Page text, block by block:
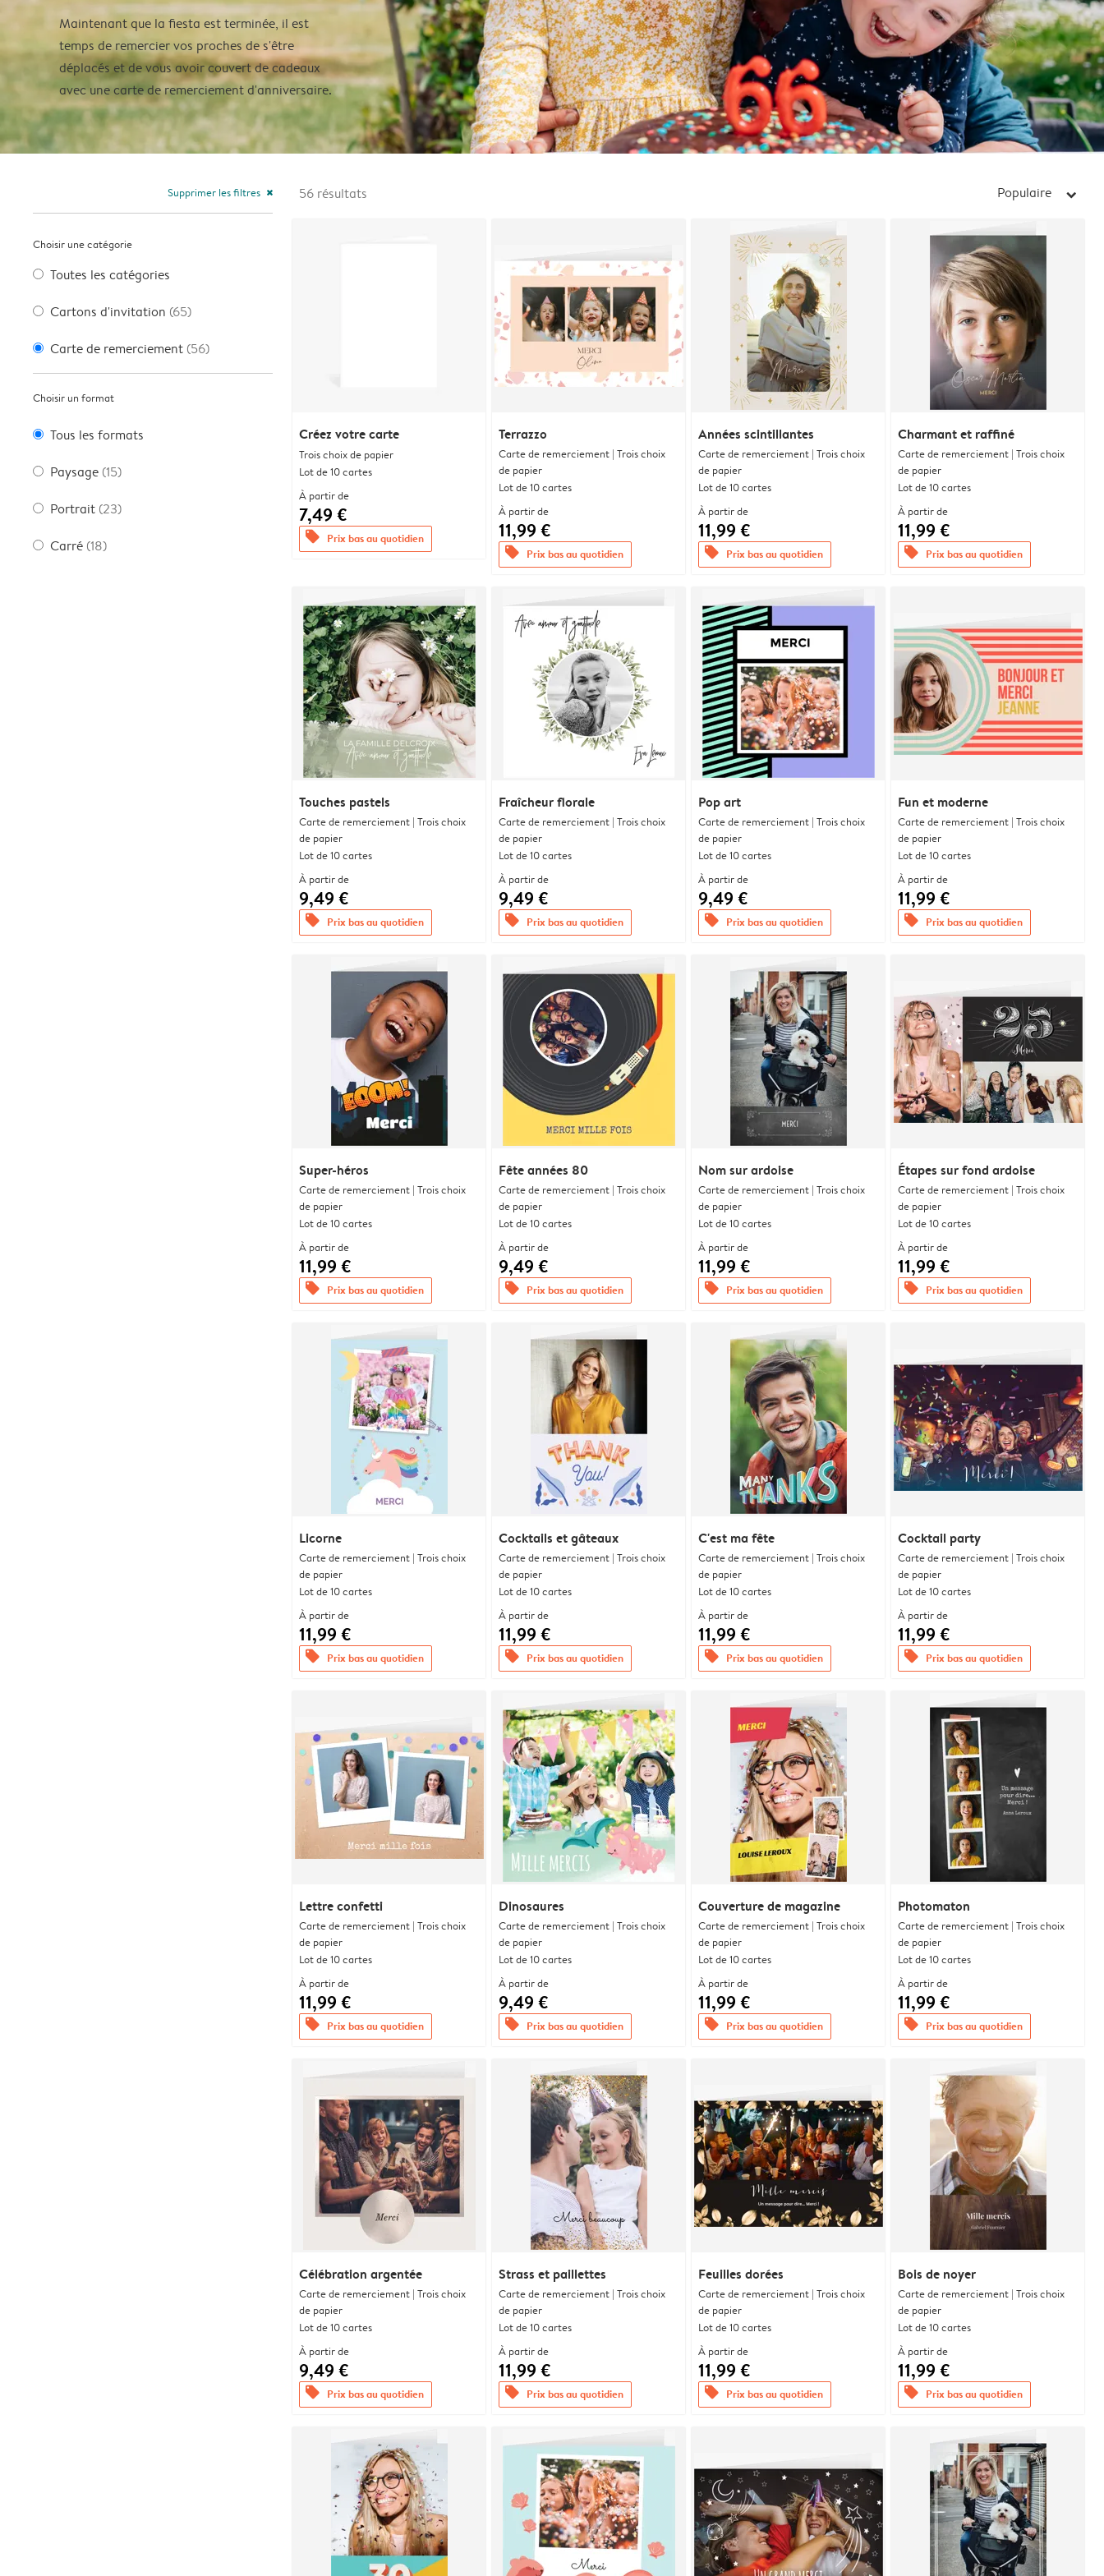
Maintenant que la fiesta est terminée, il est
temps de remercier vos proches de s'être
déplacés et de vous avoir couvert de cadeaux
avec une carte de remerciement d'anniversaire.
Supprimer les filtres close
Choisir une catégorie
Toutes les catégories
Cartons d'invitation (65)
Carte de remerciement (56)
Choisir un format
Tous les formats
Paysage (15)
Portrait (23)
Carré (18)
56 résultats Populaire arrow_right
Créez votre carte
Trois choix de papier
Lot de 10 cartes
À partir de
7,49 €
offers Prix bas au quotidien
Terrazzo
Carte de remerciement | Trois choix
de papier
Lot de 10 cartes
À partir de
11,99 €
offers Prix bas au quotidien
Années scintillantes
Carte de remerciement | Trois choix
de papier
Lot de 10 cartes
À partir de
11,99 €
offers Prix bas au quotidien
Charmant et raffiné
Carte de remerciement | Trois choix
de papier
Lot de 10 cartes
À partir de
11,99 €
offers Prix bas au quotidien
Touches pastels
Carte de remerciement | Trois choix
de papier
Lot de 10 cartes
À partir de
9,49 €
offers Prix bas au quotidien
Fraîcheur florale
Carte de remerciement | Trois choix
de papier
Lot de 10 cartes
À partir de
9,49 €
offers Prix bas au quotidien
Pop art
Carte de remerciement | Trois choix
de papier
Lot de 10 cartes
À partir de
9,49 €
offers Prix bas au quotidien
Fun et moderne
Carte de remerciement | Trois choix
de papier
Lot de 10 cartes
À partir de
11,99 €
offers Prix bas au quotidien
Super-héros
Carte de remerciement | Trois choix
de papier
Lot de 10 cartes
À partir de
11,99 €
offers Prix bas au quotidien
Fête années 80
Carte de remerciement | Trois choix
de papier
Lot de 10 cartes
À partir de
9,49 €
offers Prix bas au quotidien
Nom sur ardoise
Carte de remerciement | Trois choix
de papier
Lot de 10 cartes
À partir de
11,99 €
offers Prix bas au quotidien
Étapes sur fond ardoise
Carte de remerciement | Trois choix
de papier
Lot de 10 cartes
À partir de
11,99 €
offers Prix bas au quotidien
Licorne
Carte de remerciement | Trois choix
de papier
Lot de 10 cartes
À partir de
11,99 €
offers Prix bas au quotidien
Cocktails et gâteaux
Carte de remerciement | Trois choix
de papier
Lot de 10 cartes
À partir de
11,99 €
offers Prix bas au quotidien
C'est ma fête
Carte de remerciement | Trois choix
de papier
Lot de 10 cartes
À partir de
11,99 €
offers Prix bas au quotidien
Cocktail party
Carte de remerciement | Trois choix
de papier
Lot de 10 cartes
À partir de
11,99 €
offers Prix bas au quotidien
Lettre confetti
Carte de remerciement | Trois choix
de papier
Lot de 10 cartes
À partir de
11,99 €
offers Prix bas au quotidien
Dinosaures
Carte de remerciement | Trois choix
de papier
Lot de 10 cartes
À partir de
9,49 €
offers Prix bas au quotidien
Couverture de magazine
Carte de remerciement | Trois choix
de papier
Lot de 10 cartes
À partir de
11,99 €
offers Prix bas au quotidien
Photomaton
Carte de remerciement | Trois choix
de papier
Lot de 10 cartes
À partir de
11,99 €
offers Prix bas au quotidien
Célébration argentée
Carte de remerciement | Trois choix
de papier
Lot de 10 cartes
À partir de
9,49 €
offers Prix bas au quotidien
Strass et paillettes
Carte de remerciement | Trois choix
de papier
Lot de 10 cartes
À partir de
11,99 €
offers Prix bas au quotidien
Feuilles dorées
Carte de remerciement | Trois choix
de papier
Lot de 10 cartes
À partir de
11,99 €
offers Prix bas au quotidien
Bois de noyer
Carte de remerciement | Trois choix
de papier
Lot de 10 cartes
À partir de
11,99 €
offers Prix bas au quotidien